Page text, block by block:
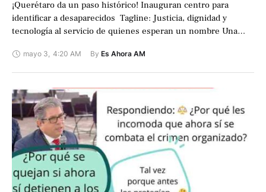
¡Querétaro da un paso histórico! Inauguran centro para
identificar a desaparecidos ️ Tagline: Justicia, dignidad y
tecnología al servicio de quienes esperan un nombre Una
mayo 3, 4:20 AM By Es Ahora AM